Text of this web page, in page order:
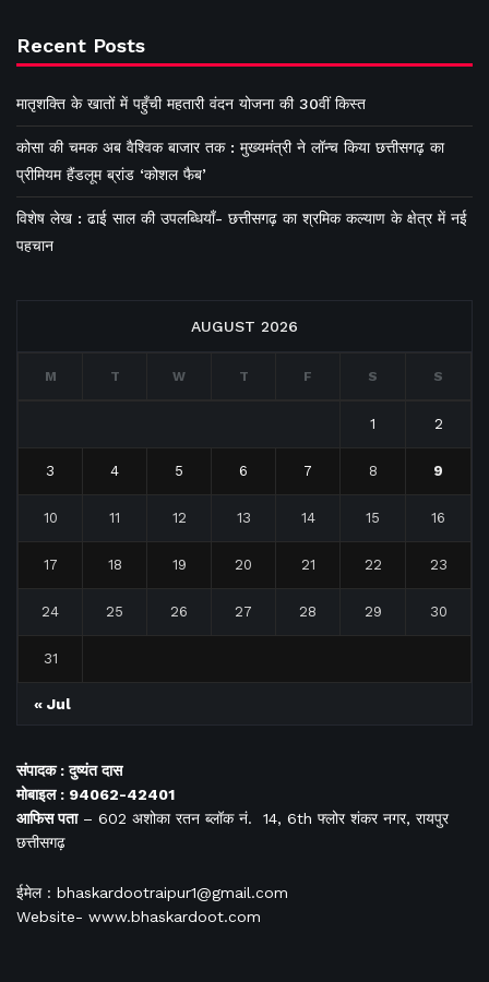
Recent Posts
मातृशक्ति के खातों में पहुँची महतारी वंदन योजना की 30वीं किस्त
कोसा की चमक अब वैश्विक बाजार तक : मुख्यमंत्री ने लॉन्च किया छत्तीसगढ़ का
प्रीमियम हैंडलूम ब्रांड ‘कोशल फैब’
विशेष लेख : ढाई साल की उपलब्धियाँ- छत्तीसगढ़ का श्रमिक कल्याण के क्षेत्र में नई
पहचान
AUGUST 2026
M T W T F S S
1 2
3 4 5 6 7 8 9
10 11 12 13 14 15 16
17 18 19 20 21 22 23
24 25 26 27 28 29 30
31
« Jul
संपादक : दुष्यंत दास
मोबाइल : 94062-42401
आफिसपता– 602 अशोका रतन ब्लॉक नं. 14, 6th फ्लोर शंकर नगर, रायपुर
छत्तीसगढ़
ईमेल : bhaskardootraipur1@gmail.com
Website- www.bhaskardoot.com